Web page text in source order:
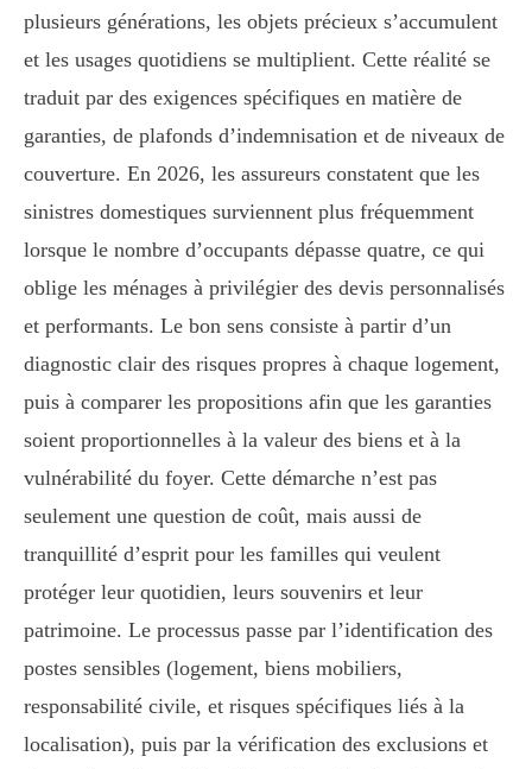
plusieurs générations, les objets précieux s’accumulent
et les usages quotidiens se multiplient. Cette réalité se
traduit par des exigences spécifiques en matière de
garanties, de plafonds d’indemnisation et de niveaux de
couverture. En 2026, les assureurs constatent que les
sinistres domestiques surviennent plus fréquemment
lorsque le nombre d’occupants dépasse quatre, ce qui
oblige les ménages à privilégier des devis personnalisés
et performants. Le bon sens consiste à partir d’un
diagnostic clair des risques propres à chaque logement,
puis à comparer les propositions afin que les garanties
soient proportionnelles à la valeur des biens et à la
vulnérabilité du foyer. Cette démarche n’est pas
seulement une question de coût, mais aussi de
tranquillité d’esprit pour les familles qui veulent
protéger leur quotidien, leurs souvenirs et leur
patrimoine. Le processus passe par l’identification des
postes sensibles (logement, biens mobiliers,
responsabilité civile, et risques spécifiques liés à la
localisation), puis par la vérification des exclusions et